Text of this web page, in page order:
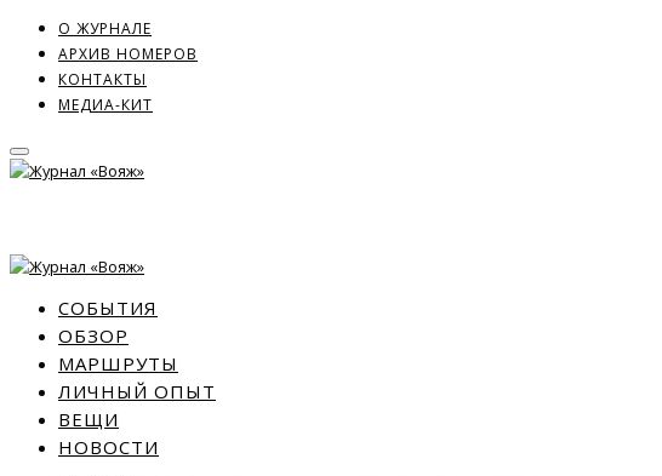
О ЖУРНАЛЕ
АРХИВ НОМЕРОВ
КОНТАКТЫ
МЕДИА-КИТ
СОБЫТИЯ
ОБЗОР
МАРШРУТЫ
ЛИЧНЫЙ ОПЫТ
ВЕЩИ
НОВОСТИ